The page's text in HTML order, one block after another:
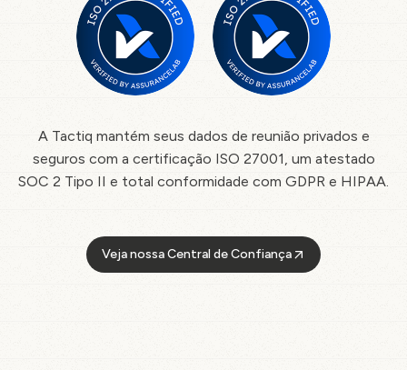
A Tactiq mantém seus dados de reunião privados e
seguros com a certificação ISO 27001, um atestado
SOC 2 Tipo II e total conformidade com GDPR e HIPAA.
Veja nossa Central de Confiança